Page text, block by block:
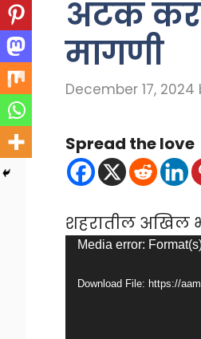
अटक
मागणी
December 17, 2024
Spread the love
शहरातील अखिल
Video
Media error:
Download File: https://